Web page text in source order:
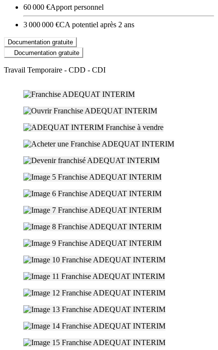
60 000 €Apport personnel
3 000 000 €CA potentiel après 2 ans
Documentation gratuite
Documentation gratuite
Travail Temporaire - CDD - CDI